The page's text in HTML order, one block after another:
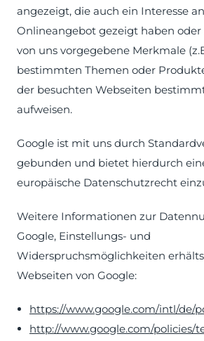
angezeigt, die auch ein Interesse
Onlineangebot gezeigt haben
von uns vorgegebene Merkmale
bestimmten Themen oder
der besuchten Webseiten
aufweisen.
Google ist mit uns durch
gebunden und bietet hierdurch
europäische Datenschutzrecht
Weitere Informationen zur
Google, Einstellungs- und
Widerspruchsmöglichkeiten
Webseiten von Google:
https://www.google.com/intl/de/
http://www.google.com/policies/